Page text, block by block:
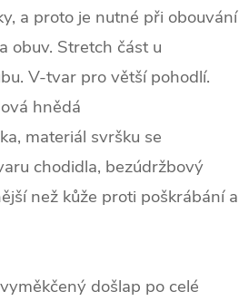
a proto je nutné při obouvání
obuv. Stretch část u
V-tvar pro větší pohodlí.
hnědá
materiál svršku se
chodidla, bezúdržbový
než kůže proti poškrábání a
došlap po celé